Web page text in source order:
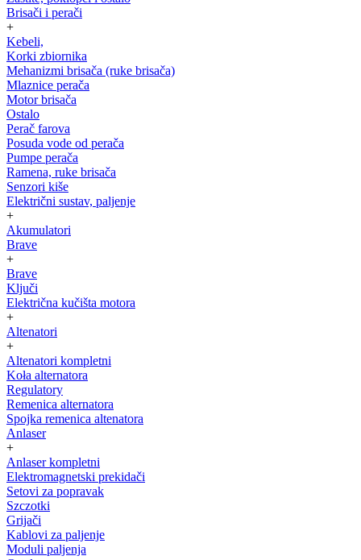
Brisači i perači
+
Kebeli,
Korki zbiornika
Mehanizmi brisača (ruke brisača)
Mlaznice perača
Motor brisača
Ostalo
Perač farova
Posuda vode od perača
Pumpe perača
Ramena, ruke brisača
Senzori kiše
Električni sustav, paljenje
+
Akumulatori
Brave
+
Brave
Ključi
Električna kučišta motora
+
Altenatori
+
Altenatori kompletni
Koła alternatora
Regulatory
Remenica alternatora
Spojka remenica altenatora
Anlaser
+
Anlaser kompletni
Elektromagnetski prekidači
Setovi za popravak
Szczotki
Grijači
Kablovi za paljenje
Moduli paljenja